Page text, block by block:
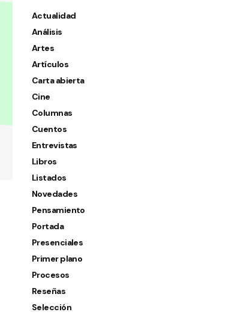
Actualidad
Análisis
Artes
Artículos
Carta abierta
Cine
Columnas
Cuentos
Entrevistas
Libros
Listados
Novedades
Pensamiento
Portada
Presenciales
Primer plano
Procesos
Reseñas
Selección